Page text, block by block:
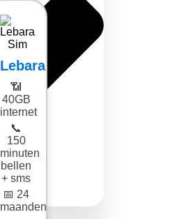
Lebara
📶
40GB
internet
📞
150
minuten
bellen
+ sms
📅 24
maanden